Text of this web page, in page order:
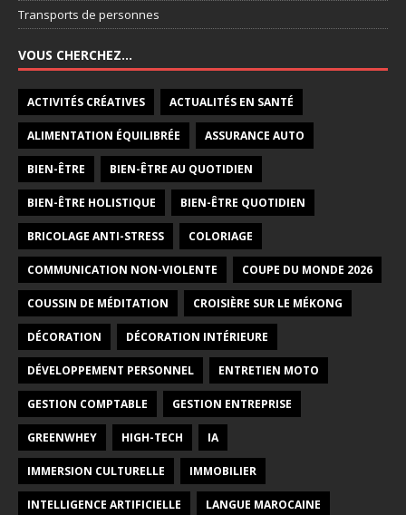
Transports de personnes
VOUS CHERCHEZ…
ACTIVITÉS CRÉATIVES ACTUALITÉS EN SANTÉ
ALIMENTATION ÉQUILIBRÉE ASSURANCE AUTO
BIEN-ÊTRE BIEN-ÊTRE AU QUOTIDIEN
BIEN-ÊTRE HOLISTIQUE BIEN-ÊTRE QUOTIDIEN
BRICOLAGE ANTI-STRESS COLORIAGE
COMMUNICATION NON-VIOLENTE COUPE DU MONDE 2026
COUSSIN DE MÉDITATION CROISIÈRE SUR LE MÉKONG
DÉCORATION DÉCORATION INTÉRIEURE
DÉVELOPPEMENT PERSONNEL ENTRETIEN MOTO
GESTION COMPTABLE GESTION ENTREPRISE
GREENWHEY HIGH-TECH IA
IMMERSION CULTURELLE IMMOBILIER
INTELLIGENCE ARTIFICIELLE LANGUE MAROCAINE